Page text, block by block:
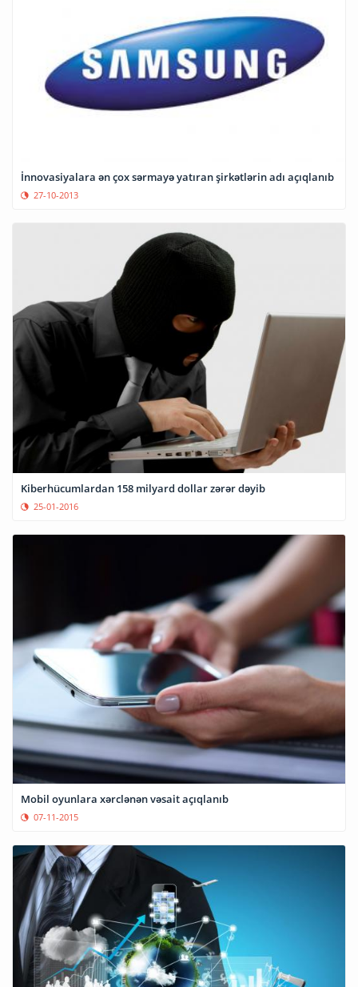
İnnovasiyalara ən çox sərmayə yatıran şirkətlərin adı açıqlanıb
27-10-2013
Kiberhücumlardan 158 milyard dollar zərər dəyib
25-01-2016
Mobil oyunlara xərclənən vəsait açıqlanıb
07-11-2015